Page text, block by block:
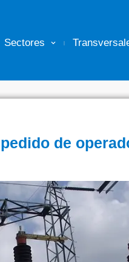
Sectores
de